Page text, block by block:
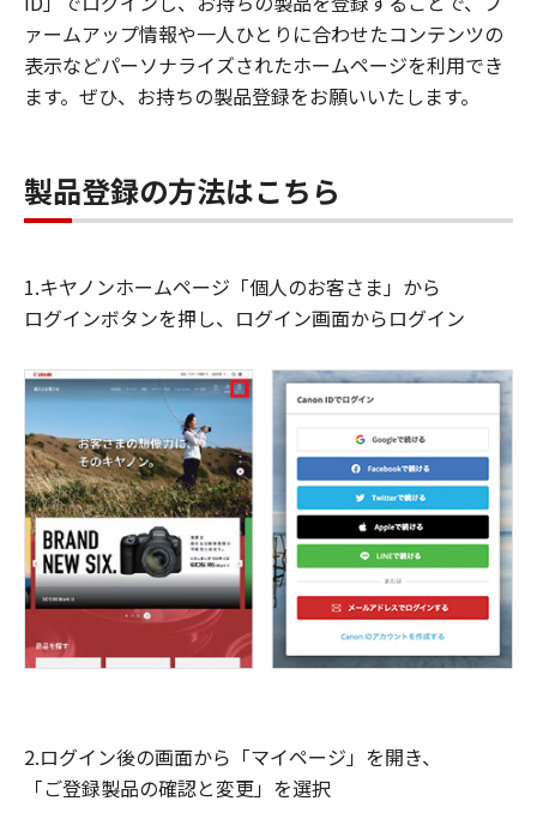
ァームアップ情報や一人ひとりに合わせたコンテンツの
表示などパーソナライズされたホームページを利用でき
ます。ぜひ、お持ちの製品登録をお願いいたします。
製品登録の方法はこちら
1.キヤノンホームページ「個人のお客さま」から
ログインボタンを押し、ログイン画面からログイン
2.ログイン後の画面から「マイページ」を開き、
「ご登録製品の確認と変更」を選択